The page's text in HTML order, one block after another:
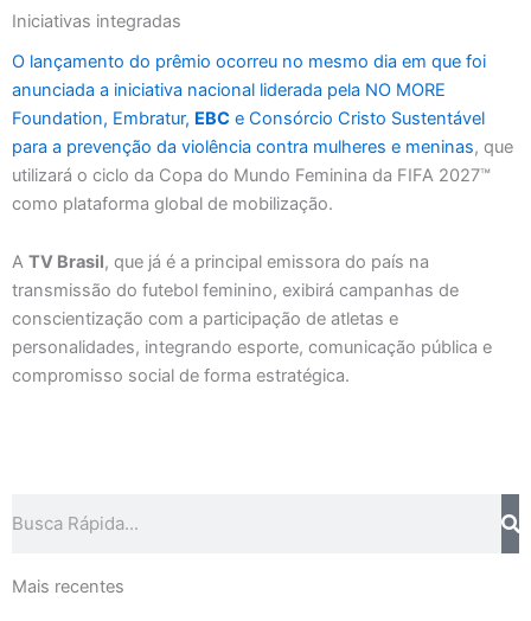
Iniciativas integradas
O lançamento do prêmio ocorreu no mesmo dia em que foi
anunciada a iniciativa nacional liderada pela NO MORE
Foundation, Embratur, EBC e Consórcio Cristo Sustentável
para a prevenção da violência contra mulheres e meninas, que
utilizará o ciclo da Copa do Mundo Feminina da FIFA 2027™
como plataforma global de mobilização.
A TV Brasil, que já é a principal emissora do país na
transmissão do futebol feminino, exibirá campanhas de
conscientização com a participação de atletas e
personalidades, integrando esporte, comunicação pública e
compromisso social de forma estratégica.
Mais recentes